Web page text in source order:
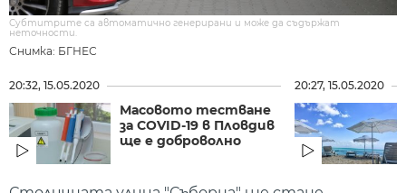
Снимка: БГНЕС
Субтитрите са автоматично генерирани и може да съдържат
неточности.
20:32, 15.05.2020
Масовото тестване
за COVID-19 в Пловдив
ще е доброволно
20:27, 15.05.2020